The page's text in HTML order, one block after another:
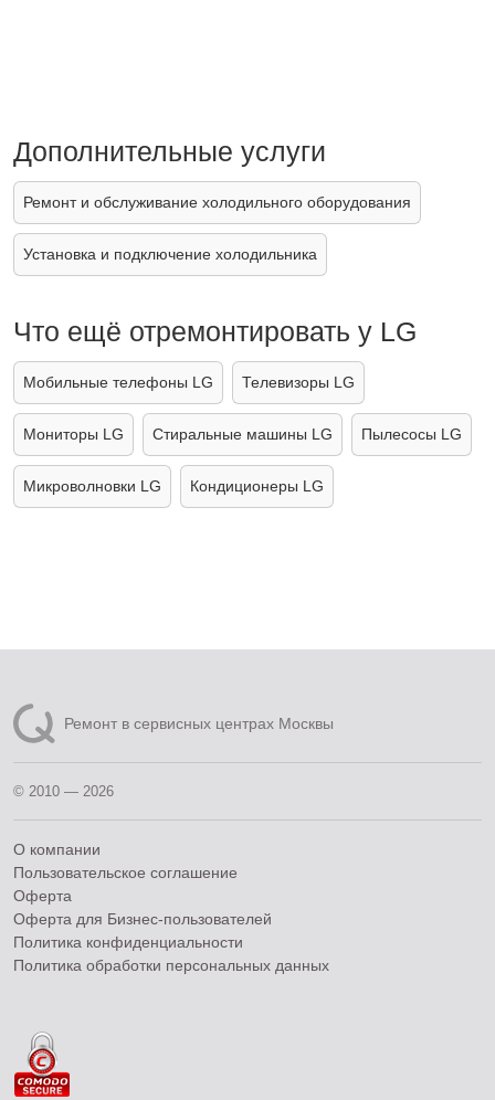
Дополнительные услуги
Ремонт и обслуживание холодильного оборудования
Установка и подключение холодильника
Что ещё отремонтировать у LG
Мобильные телефоны LG Телевизоры LG
Мониторы LG Стиральные машины LG Пылесосы LG
Микроволновки LG Кондиционеры LG
Ремонт в сервисных центрах Москвы
© 2010 — 2026
О компании
Пользовательское соглашение
Оферта
Оферта для Бизнес-пользователей
Политика конфиденциальности
Политика обработки персональных данных